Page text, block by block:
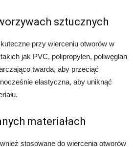
sztucznych
przy wierceniu otworów w
jak PVC, polipropylen, poliwęglan
twarda, aby przeciąć
elastyczna, aby uniknąć
materiałach
stosowane do wiercenia otworów